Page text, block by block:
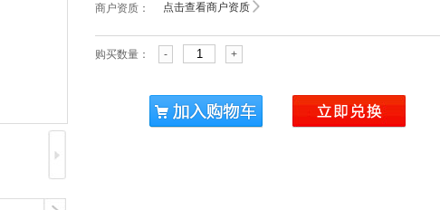
商户资质： 点击查看商户资质
购买数量： - +